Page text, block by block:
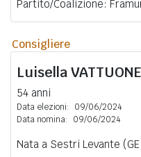
Partito/Coalizione:
Consigliere
LuisellaVATTUONE
54 anni
Data elezioni:
09/06/2024
Data nomina:
09/06/2024
Nata a Sestri Levante